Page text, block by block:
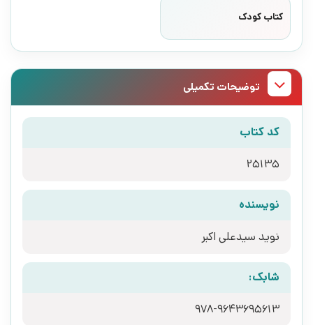
کتاب کودک
توضیحات تکمیلی
کد کتاب
25135
نویسنده
نوید سیدعلی اکبر
شابک:
978-9643695613